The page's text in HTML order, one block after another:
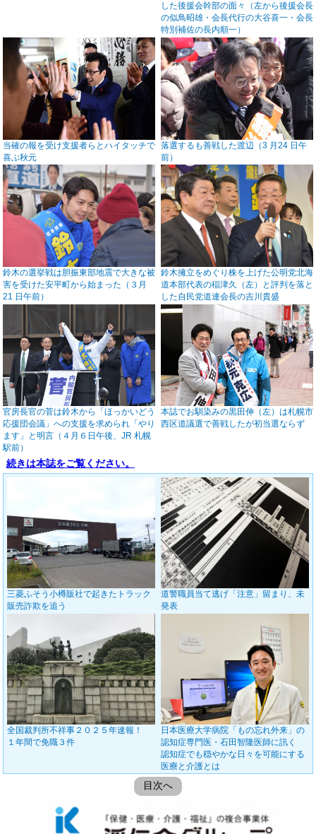
した後援会幹部の面々（左から後援会長
の似鳥昭雄・会長代行の大谷喜一・会長
特別補佐の長内順一）
当確の報を受け支援者らとハイタッチで
喜ぶ秋元
落選するも善戦した渡辺（3 月24 日午
前）
鈴木の選挙戦は胆振東部地震で大きな被
害を受けた安平町から始まった（３月
21 日午前）
鈴木擁立をめぐり株を上げた公明党北海
道本部代表の稲津久（左）と評判を落と
した自民党道連会長の吉川貴盛
官房長官の菅は鈴木から「ほっかいどう
応援団会議」への支援を求められ「やり
ます」と明言（４月６日午後、JR 札幌
駅前）
本誌でお馴染みの黒田伸（左）は札幌市
西区道議選で善戦したが初当選ならず
続きは本誌をご覧ください。
三菱ふそう小樽販社で起きたトラック
販売詐欺を追う
道警職員当て逃げ「注意」留まり、未
発表
全国裁判所不祥事２０２５年速報！
１年間で免職３件
日本医療大学病院「もの忘れ外来」の
認知症専門医・石田智隆医師に訊く
認知症でも穏やかな日々を可能にする
医療と介護とは
目次へ